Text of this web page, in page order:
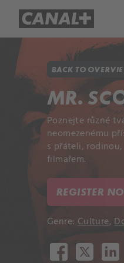
BACK TO
MR.
Poznejte různé
neomezenému
s přáteli,
filmařem.
REGISTER
Genre: Culture,